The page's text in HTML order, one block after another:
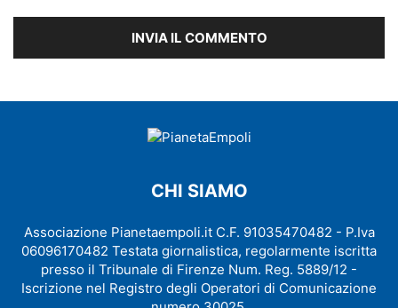
CHI SIAMO
Associazione Pianetaempoli.it C.F. 91035470482 - P.Iva
06096170482 Testata giornalistica, regolarmente iscritta
presso il Tribunale di Firenze Num. Reg. 5889/12 -
Iscrizione nel Registro degli Operatori di Comunicazione